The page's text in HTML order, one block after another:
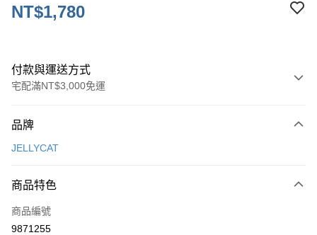
NT$1,780
付款與運送方式
宅配滿NT$3,000免運
信用卡一次付款
運送方式
付款後全家取貨
品牌
JELLYCAT
商品特色
商品編號
9871255